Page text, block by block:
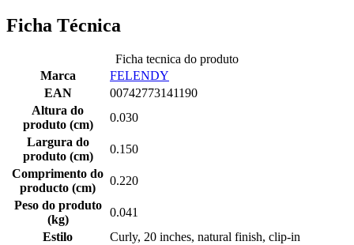
Ficha Técnica
Ficha tecnica do produto
Marca
FELENDY
EAN
00742773141190
Altura do
produto (cm)
0.030
Largura do
produto (cm)
0.150
Comprimento do
producto (cm)
0.220
Peso do produto
(kg)
0.041
Estilo
Curly, 20 inches, natural finish, clip-in